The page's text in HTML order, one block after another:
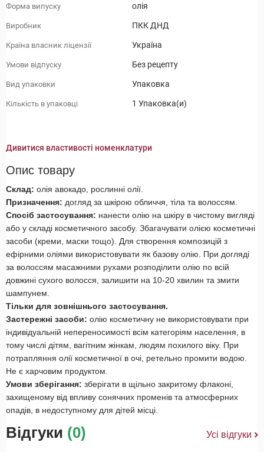
Форма випуску олія
Виробник ПКК ДНД
Країна власник ліцензії Україна
Умови відпуску Без рецепту
Вид упаковки Упаковка
Кількість в упаковці 1 Упаковка(и)
Дивитися властивості номенклатури
Опис товару
Склад: олія авокадо, рослинні олії.
Призначення: догляд за шкірою обличчя, тіла та волоссям.
Спосіб застосування: нанести олію на шкіру в чистому вигляді
або у складі косметичного засобу. Збагачувати олією косметичні
засоби (креми, маски тощо). Для створення композицій з
ефірними оліями використовувати як базову олію. При догляді
за волоссям масажними рухами розподілити олію по всій
довжині сухого волосся, залишити на 10-20 хвилин та змити
шампунем.
Тільки для зовнішнього застосування.
Застережні засоби: олію косметичну не використовувати при
індивідуальній непереносимості всім категоріям населення, в
тому числі дітям, вагітним жінкам, людям похилого віку. При
потрапляння олії косметичної в очі, ретельно промити водою.
Не є харчовим продуктом.
Умови зберігання: зберігати в щільно закритому флаконі,
захищеному від впливу сонячних променів та атмосферних
опадів, в недоступному для дітей місці.
Відгуки (0) Усі відгуки